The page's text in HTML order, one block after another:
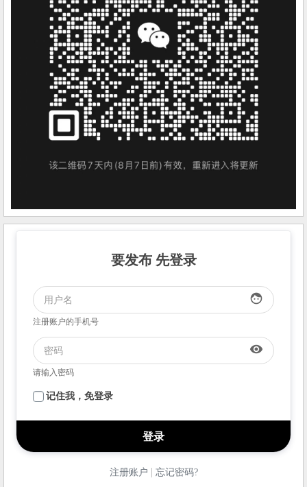
要发布 先登录
face
注册账户的手机号
visibility
请输入密码
记住我，免登录
注册账户 | 忘记密码?